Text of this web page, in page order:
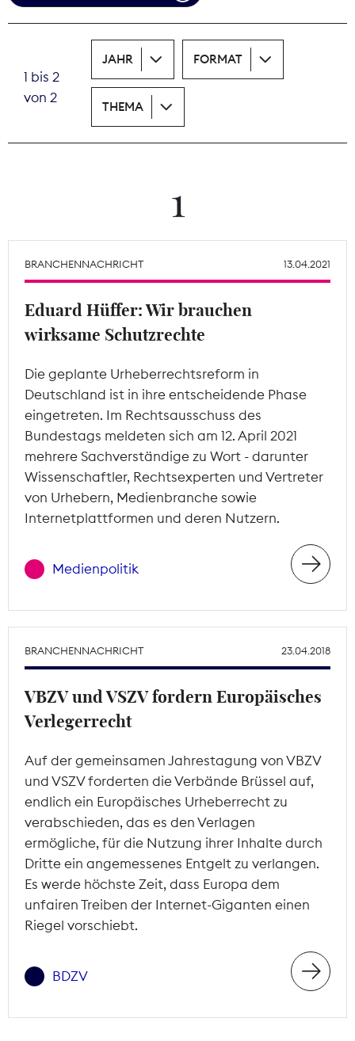
Print
Recht
Tarifpolitik
Theodor-Wolff-Preis
Mitgliederbereich
1 bis 2
von 2
JAHR FORMAT
THEMA
1
BRANCHENNACHRICHT 13.04.2021
Eduard Hüffer: Wir brauchen
wirksame Schutzrechte
Die geplante Urheberrechtsreform in
Deutschland ist in ihre entscheidende Phase
eingetreten. Im Rechtsausschuss des
Bundestags meldeten sich am 12. April 2021
mehrere Sachverständige zu Wort - darunter
Wissenschaftler, Rechtsexperten und Vertreter
von Urhebern, Medienbranche sowie
Internetplattformen und deren Nutzern.
Medienpolitik
BRANCHENNACHRICHT 23.04.2018
VBZV und VSZV fordern Europäisches
Verlegerrecht
Auf der gemeinsamen Jahrestagung von VBZV
und VSZV forderten die Verbände Brüssel auf,
endlich ein Europäisches Urheberrecht zu
verabschieden, das es den Verlagen
ermögliche, für die Nutzung ihrer Inhalte durch
Dritte ein angemessenes Entgelt zu verlangen.
Es werde höchste Zeit, dass Europa dem
unfairen Treiben der Internet-Giganten einen
Riegel vorschiebt.
BDZV